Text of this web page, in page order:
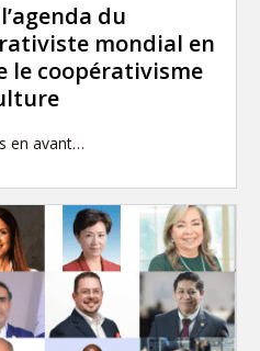
du
mondial en
le coopérativisme
en avant…